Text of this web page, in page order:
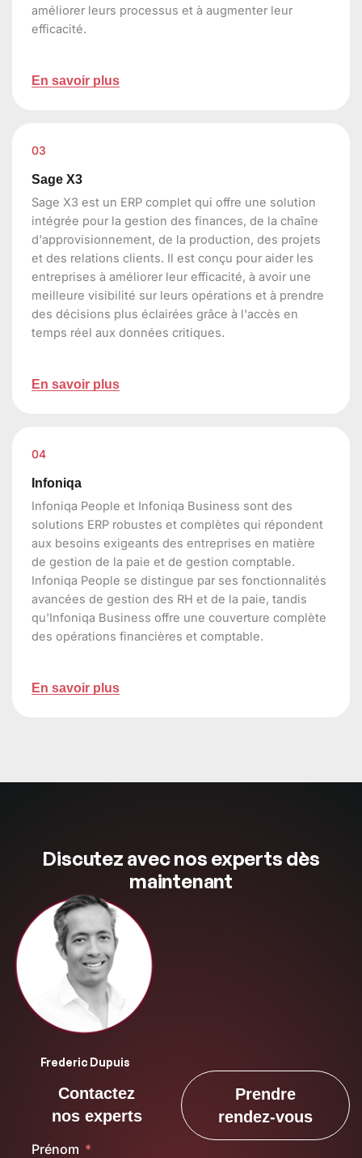
améliorer leurs processus et à augmenter leur
efficacité.
En savoir plus
03
Sage X3
Sage X3 est un ERP complet qui offre une solution
intégrée pour la gestion des finances, de la chaîne
d'approvisionnement, de la production, des projets
et des relations clients. Il est conçu pour aider les
entreprises à améliorer leur efficacité, à avoir une
meilleure visibilité sur leurs opérations et à prendre
des décisions plus éclairées grâce à l'accès en
temps réel aux données critiques.
En savoir plus
04
Infoniqa
Infoniqa People et Infoniqa Business sont des
solutions ERP robustes et complètes qui répondent
aux besoins exigeants des entreprises en matière
de gestion de la paie et de gestion comptable.
Infoniqa People se distingue par ses fonctionnalités
avancées de gestion des RH et de la paie, tandis
qu'Infoniqa Business offre une couverture complète
des opérations financières et comptable.
En savoir plus
Discutez avec nos experts dès
maintenant
Frederic Dupuis
Contactez
nos experts
Prendre
rendez-vous
Prénom